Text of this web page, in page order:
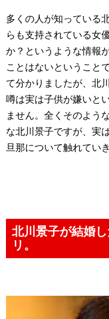
多くの人が知っている
らも支持されている女
か？というような情報
ことはないということ
て分かりましたが、北
噂は実は子供が嫌いと
ません。全くそのよう
な北川景子ですが、実
旦那について触れてい
北川景子が結婚
リ。